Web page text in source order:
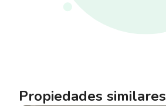
Propiedades similares